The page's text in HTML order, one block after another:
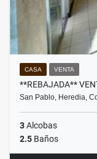
CASA VENTA
**REBAJADA**
San Pablo, Heredia,
3Alcobas
2.5 Baños